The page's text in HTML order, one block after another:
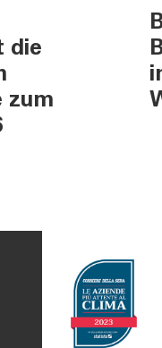
die
zum